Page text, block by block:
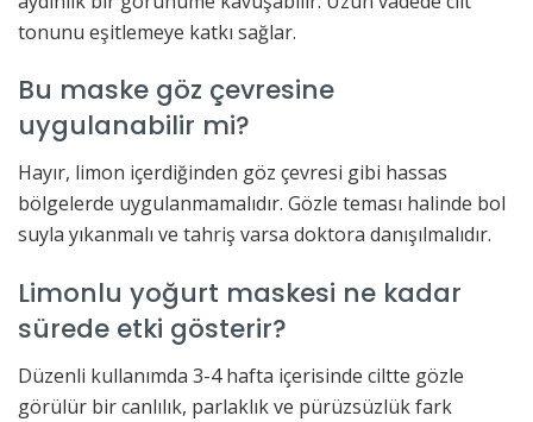
tonunu eşitlemeye katkı sağlar.
Bu maske göz çevresine
uygulanabilir mi?
Hayır, limon içerdiğinden göz çevresi gibi hassas
bölgelerde uygulanmamalıdır. Gözle teması halinde bol
suyla yıkanmalı ve tahriş varsa doktora danışılmalıdır.
Limonlu yoğurt maskesi ne kadar
sürede etki gösterir?
Düzenli kullanımda 3-4 hafta içerisinde ciltte gözle
görülür bir canlılık, parlaklık ve pürüzsüzlük fark